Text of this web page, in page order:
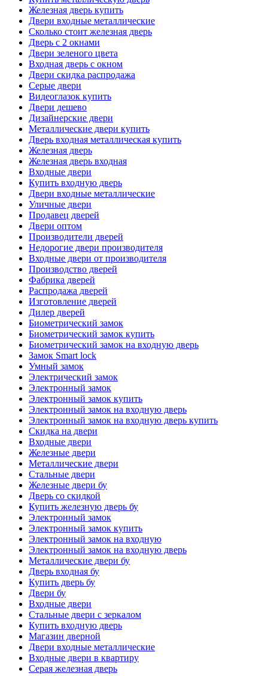
Железная дверь купить
Двери входные металлические
Сколько стоит железная дверь
Дверь с 2 окнами
Двери зеленого цвета
Входная дверь с окном
Двери скидка распродажа
Серые двери
Видеоглазок купить
Двери дешево
Дизайнерские двери
Металлические двери купить
Дверь входная металлическая купить
Железная дверь
Железная дверь входная
Входные двери
Купить входную дверь
Двери входные металлические
Уличные двери
Продавец дверей
Двери оптом
Производители дверей
Недорогие двери производителя
Входные двери от производителя
Производство дверей
Фабрика дверей
Распродажа дверей
Изготовление дверей
Дилер дверей
Биометрический замок
Биометрический замок купить
Биометрический замок на входную дверь
Замок Smart lock
Умный замок
Электрический замок
Электронный замок
Электронный замок купить
Электронный замок на входную дверь
Электронный замок на входную дверь купить
Скидка на двери
Входные двери
Железные двери
Металлические двери
Стальные двери
Железные двери бу
Дверь со скидкой
Купить железную дверь бу
Электронный замок
Электронный замок купить
Электронный замок на входную
Электронный замок на входную дверь
Металлические двери бу
Дверь входная бу
Купить дверь бу
Двери бу
Входные двери
Стальные двери с зеркалом
Купить входную дверь
Магазин дверной
Двери входные металлические
Входные двери в квартиру
Серая железная дверь